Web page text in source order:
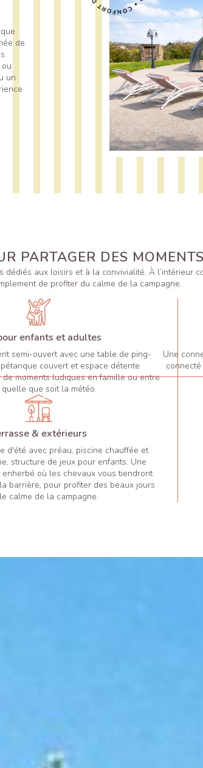
de
un
PARTAGER DES
aux loisirs et à la convivialité. À l’intérieur
de profiter du calme de la campagne.
enfants et adultes
semi-ouvert avec une table de ping-
couvert et espace détente
moments ludiques en famille ou entre
quelle que soit la météo.
Une
& extérieurs
d'été avec préau, piscine chauffée et
structure de jeux pour enfants. Une
où les chevaux vous tiendront
barrière, pour profiter des beaux jours
calme de la campagne.